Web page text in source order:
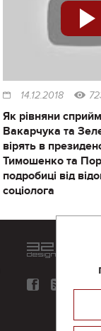
14.12.2018
Як рівняни
Вакарчука та
вірять в
Тимошенко та
подробиці від
соціолога